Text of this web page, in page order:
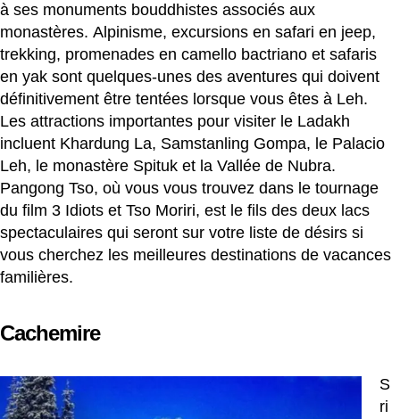
à ses monuments bouddhistes associés aux
monastères. Alpinisme, excursions en safari en jeep,
trekking, promenades en camello bactriano et safaris
en yak sont quelques-unes des aventures qui doivent
définitivement être tentées lorsque vous êtes à Leh.
Les attractions importantes pour visiter le Ladakh
incluent Khardung La, Samstanling Gompa, le Palacio
Leh, le monastère Spituk et la Vallée de Nubra.
Pangong Tso, où vous vous trouvez dans le tournage
du film 3 Idiots et Tso Moriri, est le fils des deux lacs
spectaculaires qui seront sur votre liste de désirs si
vous cherchez les meilleures destinations de vacances
familières.
Cachemire
S
ri